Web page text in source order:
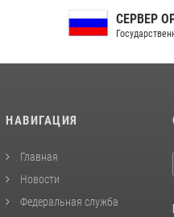
СЕРВЕР ОРГАНОВ
Государственной власти РФ
НАВИГАЦИЯ
Главная
Новости
Федеральная служба